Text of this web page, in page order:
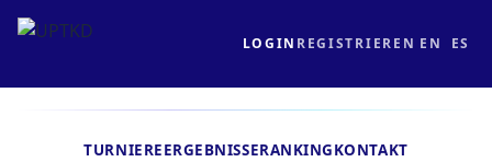
LOGIN REGISTRIEREN EN ES
TURNIEREERGEBNISSERANKINGKONTAKT